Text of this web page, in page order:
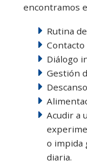
encontramos
Rutina
Contacto
Diálogo
Gestión
Acudir a
o impida
diaria.